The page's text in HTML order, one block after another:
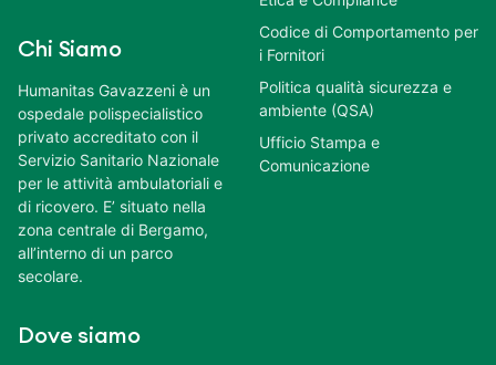
Chi Siamo
Humanitas Gavazzeni è un
ospedale polispecialistico
privato accreditato con il
Servizio Sanitario Nazionale
per le attività ambulatoriali e
di ricovero. E’ situato nella
zona centrale di Bergamo,
all’interno di un parco
secolare.
Dove siamo
Codice di Comportamento per
i Fornitori
Politica qualità sicurezza e
ambiente (QSA)
Ufficio Stampa e
Comunicazione